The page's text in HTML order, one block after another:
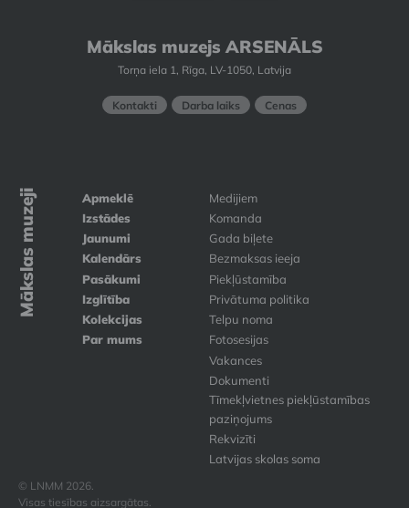
Mākslas muzejs ARSENĀLS
Torņa iela 1, Rīga, LV-1050, Latvija
Kontakti Darba laiks Cenas
Mākslas muzeji
Apmeklē
Izstādes
Jaunumi
Kalendārs
Pasākumi
Izglītība
Kolekcijas
Par mums
Medijiem
Komanda
Gada biļete
Bezmaksas ieeja
Piekļūstamība
Privātuma politika
Telpu noma
Fotosesijas
Vakances
Dokumenti
Tīmekļvietnes piekļūstamības
paziņojums
Rekvizīti
Latvijas skolas soma
© LNMM 2026.
Visas tiesības aizsargātas.